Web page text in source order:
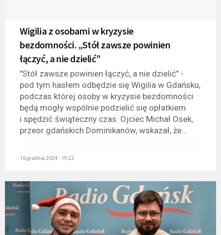
Wigilia z osobami w kryzysie
bezdomności. „Stół zawsze powinien
łączyć, a nie dzielić”
"Stół zawsze powinien łączyć, a nie dzielić" -
pod tym hasłem odbędzie się Wigilia w Gdańsku,
podczas której osoby w kryzysie bezdomności
będą mogły wspólnie podzielić się opłatkiem
i spędzić świąteczny czas. Ojciec Michał Osek,
przeor gdańskich Dominikanów, wskazał, że...
16 grudnia 2024 - 19:22